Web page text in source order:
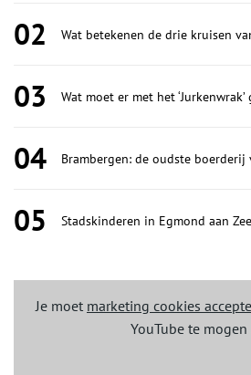
02 Wat betekenen de drie kruisen
03 Wat moet er met het ‘Jurkenwrak’
04 Brambergen: de oudste boerderij
05 Stadskinderen in Egmond aan Zee
Je moet marketing cookies
YouTube te mogen